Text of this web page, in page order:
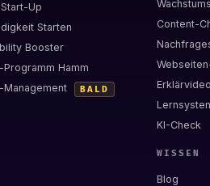
Up
Starten
Booster
Programm Hamm
Management
BALD
Content-
KI-Check
WISSEN
Blog